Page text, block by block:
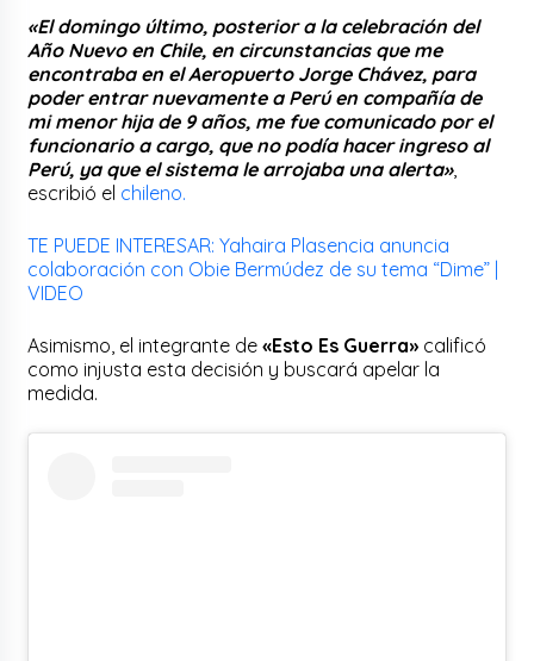
«El domingo último, posterior a la celebración del
Año Nuevo en Chile, en circunstancias que me
encontraba en el Aeropuerto Jorge Chávez, para
poder entrar nuevamente a Perú en compañía de
mi menor hija de 9 años, me fue comunicado por el
funcionario a cargo, que no podía hacer ingreso al
Perú, ya que el sistema le arrojaba una alerta»,
escribió el chileno.
TE PUEDE INTERESAR: Yahaira Plasencia anuncia
colaboración con Obie Bermúdez de su tema “Dime” |
VIDEO
Asimismo, el integrante de «Esto Es Guerra» calificó
como injusta esta decisión y buscará apelar la
medida.